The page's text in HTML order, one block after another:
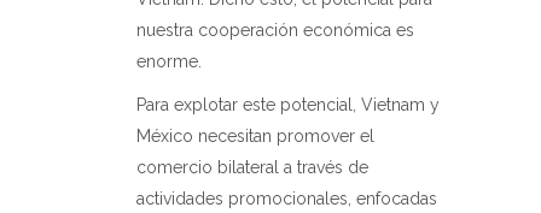
nuestra cooperación económica es
enorme.
Para explotar este potencial, Vietnam y
México necesitan promover el
comercio bilateral a través de
actividades promocionales, enfocadas